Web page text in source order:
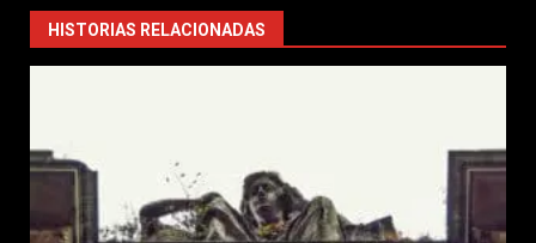
HISTORIAS RELACIONADAS